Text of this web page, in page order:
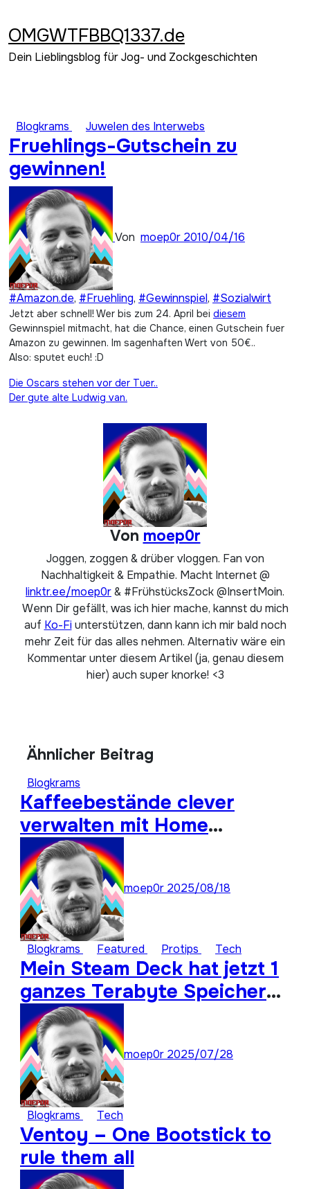
springen
OMGWTFBBQ1337.de
Dein Lieblingsblog für Jog- und Zockgeschichten
Blogkrams Juwelen des Interwebs
Fruehlings-Gutschein zu
gewinnen!
Von moep0r 2010/04/16
#Amazon.de, #Fruehling, #Gewinnspiel, #Sozialwirt
Jetzt aber schnell! Wer bis zum 24. April bei diesem
Gewinnspiel mitmacht, hat die Chance, einen Gutschein fuer
Amazon zu gewinnen. Im sagenhaften Wert von 50€..
Also: sputet euch! :D
Beitragsnavigation
Die Oscars stehen vor der Tuer..
Der gute alte Ludwig van.
Von moep0r
Joggen, zoggen & drüber vloggen. Fan von
Nachhaltigkeit & Empathie. Macht Internet @
linktr.ee/moep0r& #FrühstücksZock @InsertMoin.
Wenn Dir gefällt, was ich hier mache, kannst du mich
auf Ko-Fiunterstützen, dann kann ich mir bald noch
mehr Zeit für das alles nehmen. Alternativ wäre ein
Kommentar unter diesem Artikel (ja, genau diesem
hier) auch super knorke! <3
Ähnlicher Beitrag
Blogkrams
Kaffeebestände clever
verwalten mit Home
Assistant
moep0r 2025/08/18
Blogkrams Featured Protips Tech
Mein Steam Deck hat jetzt 1
ganzes Terabyte Speicher
für ungespielte Titel
moep0r 2025/07/28
Blogkrams Tech
Ventoy – One Bootstick to
rule them all